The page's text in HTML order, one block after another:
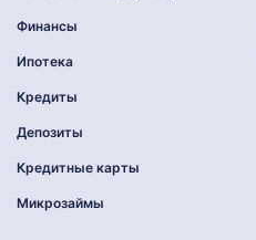
Финансы
Ипотека
Кредиты
Депозиты
Кредитные карты
Микрозаймы